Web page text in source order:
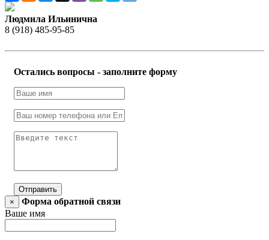
Людмила Ильинична
8 (918) 485-95-85
Остались вопросы - заполните форму
Отправить
×
Форма обратной связи
Ваше имя